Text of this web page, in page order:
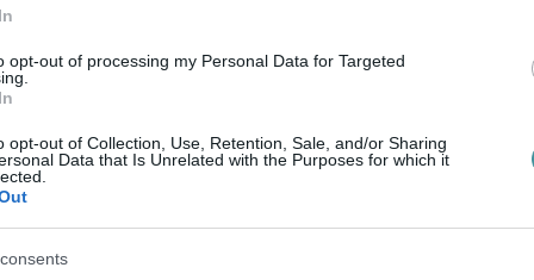
opt-out of processing my Personal Data for Targeted
opt-out of Collection, Use, Retention, Sale, and/or Sharing
Data that Is Unrelated with the Purposes for which it
támogatja a béke helyreállítására
felkészült a határvédelmi és
minden segítséget megad az
által kiküldött szöveget.